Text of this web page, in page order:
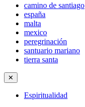
camino de santiago
españa
malta
mexico
peregrinación
santuario mariano
tierra santa
✕
Espiritualidad